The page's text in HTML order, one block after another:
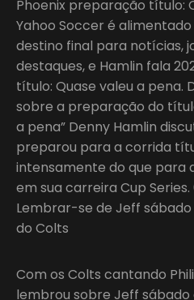
Phoenix preparação título:
Yahoo Soccer é
destino final para notícias,
destaques, e Hamlin fala
título: Quase valeu a pena.
sobre a preparação do
a pena” Denny Hamlin
preparou para a corrida
intensamente do que para
em sua carreira Cup Series.
Lembrar-se de Jeff
do Colts
Com os Colts cantando
lembrou sobre Jeff